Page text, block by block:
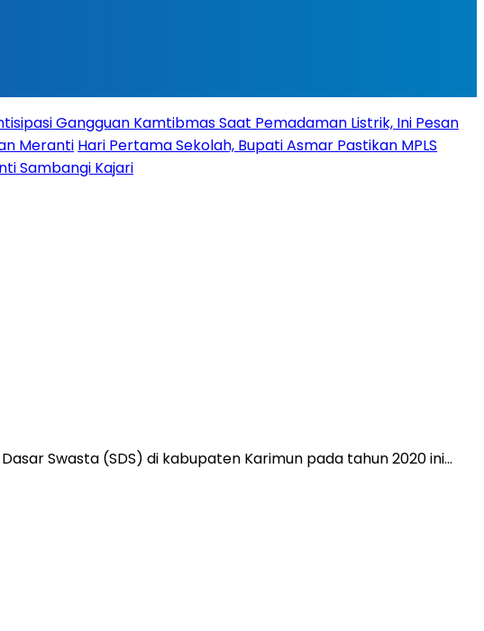
Gangguan Kamtibmas Saat Pemadaman Listrik, Ini Pesan
Meranti Hari Pertama Sekolah, Bupati Asmar Pastikan MPLS
Sambangi Kajari
Swasta (SDS) di kabupaten Karimun pada tahun 2020 ini…